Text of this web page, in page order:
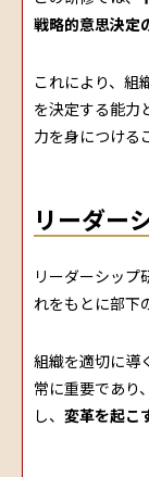
戦略的意思決定
これにより、組
を決定する能力
力を身につける
リーダー
リーダーシップ
れをもとに部下
組織を適切に導
常に重要であり
し、 変革を起こ